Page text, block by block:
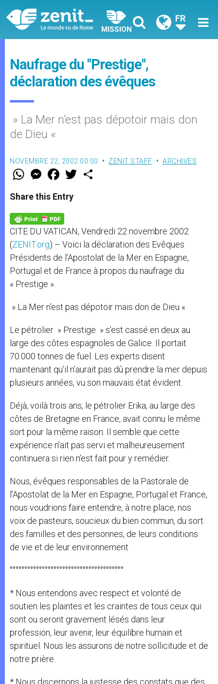
MISSION
FR
Naufrage du "Prestige",
déclaration des évêques
» La Mer n’est pas dépotoir mais don
de Dieu «
NOVEMBRE 22, 2002 00:00 ZENIT STAFF ARCHIVES
W
t
s
p
p
M
e
s
e
g
e
r
F
a
e
b
o
k
w
Share this Entry
CITE DU VATICAN, Vendredi 22 novembre 2002
(ZENIT.org) – Voici la déclaration des Evêques
Présidents de l’Apostolat de la Mer en Espagne,
Portugal et de France à propos du naufrage du
« Prestige ».
» La Mer n’est pas dépotoir mais don de Dieu «
Le pétrolier » Prestige » s’est cassé en deux au
large des côtes espagnoles de Galice. Il portait
70.000 tonnes de fuel. Les experts disent
maintenant qu’il n’aurait pas dû prendre la mer depuis
plusieurs années, vu son mauvais état évident.
Déjà, voilà trois ans, le pétrolier Erika, au large des
côtes de Bretagne en France, avait connu le même
sort pour la même raison. Il semble que cette
expérience n’ait pas servi et malheureusement
continuera si rien n’est fait pour y remédier.
Nous, évêques responsables de la Pastorale de
l’Apostolat de la Mer en Espagne, Portugal et France,
nous voudrions faire entendre, à notre place, nos
voix de pasteurs, soucieux du bien commun, du sort
des familles et des personnes, de leurs conditions
de vie et de leur environnement
°°°°°°°°°°°°°°°°°°°°°°°°°°°°°°°°°°°°°°°
* Nous entendons avec respect et volonté de
soutien les plaintes et les craintes de tous ceux qui
sont ou seront gravement lésés dans leur
profession, leur avenir, leur équilibre humain et
spirituel. Nous les assurons de notre sollicitude et de
notre prière.
* Nous discernons la justesse des constats que des